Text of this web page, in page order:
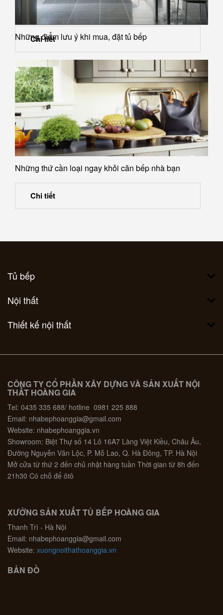
Những điểm lưu ý khi mua, đặt tủ bếp
Chi tiết
Những thứ cần loại ngay khỏi căn bếp nhà bạn
Chi tiết
Tủ bếp
Nội thất
Thiết kế nội thất
CÔNG TY CỔ PHẦN XÂY DỰNG VÀ SẢN XUẤT NỘI
THẤT HOÀNG GIA
Tel: 0435 335 688/ hotline 0981 225 888
Email: nhabephoanggia@gmail.com
Website: nhabephoanggia.vn
Showroom: Biệt Thự số 14 Lô 16A7 Làng Việt Kiều, Châu Âu,
Đường Nguyễn Văn Lộc, P. Mỗ Lao, Q. Hà Đông, TP. Hà Nội
Mở cửa từ thứ 2 đến chủ nhật hàng tuần Thời gian từ 8h đến
21h30 Có chỗ để ôtô
XƯỞNG SẢN XUẤT TỦ BẾP HOÀNG GIA
Thanh Trì - Hà Nội
Email: nhabephoanggia@gmail.com
Website: xuongnoithathoanggia.vn
BẢN ĐỒ